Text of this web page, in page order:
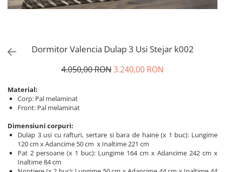
Dormitor Valencia Dulap 3 Usi Stejar k002
4.050,00 RON3.240,00 RON
Material:
Corp: Pal melaminat
Front: Pal melaminat
Dimensiuni corpuri:
Dulap 3 usi cu rafturi, sertare si bara de haine (x 1 buc): Lungime
120 cm x Adancime 50 cm x Inaltime 221 cm
Pat 2 persoane (x 1 buc): Lungime 164 cm x Adancime 242 cm x
Inaltime 84 cm